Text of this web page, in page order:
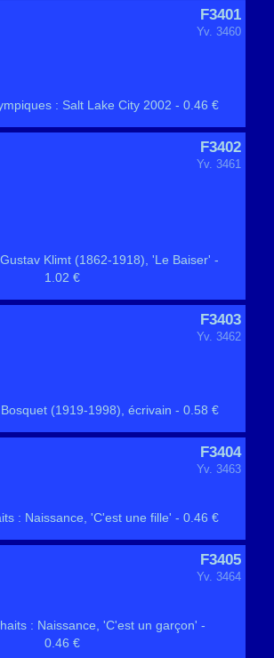
F3401
Yv. 3460
: Salt Lake City 2002 - 0.46 €
F3402
Yv. 3461
Klimt (1862-1918), 'Le Baiser' -
1.02 €
F3403
Yv. 3462
(1919-1998), écrivain - 0.58 €
F3404
Yv. 3463
: Naissance, 'C'est une fille' - 0.46 €
F3405
Yv. 3464
: Naissance, 'C'est un garçon' -
0.46 €